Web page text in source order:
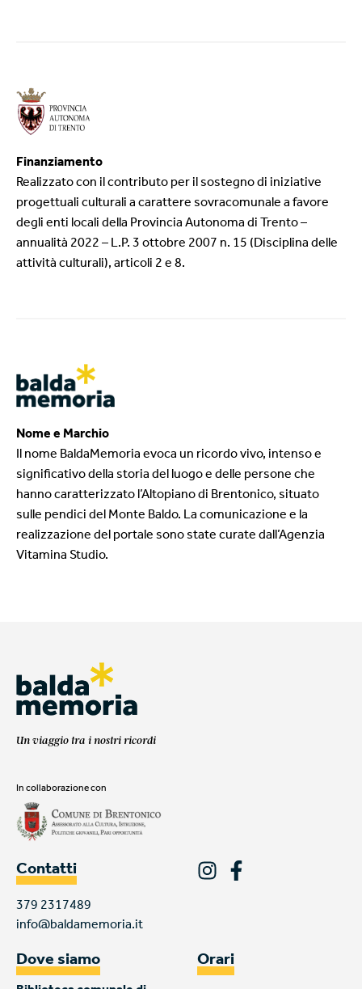
Finanziamento
Realizzato con il contributo per il sostegno di iniziative
progettuali culturali a carattere sovracomunale a favore
degli enti locali della Provincia Autonoma di Trento –
annualità 2022 – L.P. 3 ottobre 2007 n. 15 (Disciplina delle
attività culturali), articoli 2 e 8.
Nome e Marchio
Il nome BaldaMemoria evoca un ricordo vivo, intenso e
significativo della storia del luogo e delle persone che
hanno caratterizzato l’Altopiano di Brentonico, situato
sulle pendici del Monte Baldo. La comunicazione e la
realizzazione del portale sono state curate dall’Agenzia
Vitamina Studio.
Un viaggio tra i nostri ricordi
In collaborazione con
Contatti
379 2317489
info@baldamemoria.it
Dove siamo Orari